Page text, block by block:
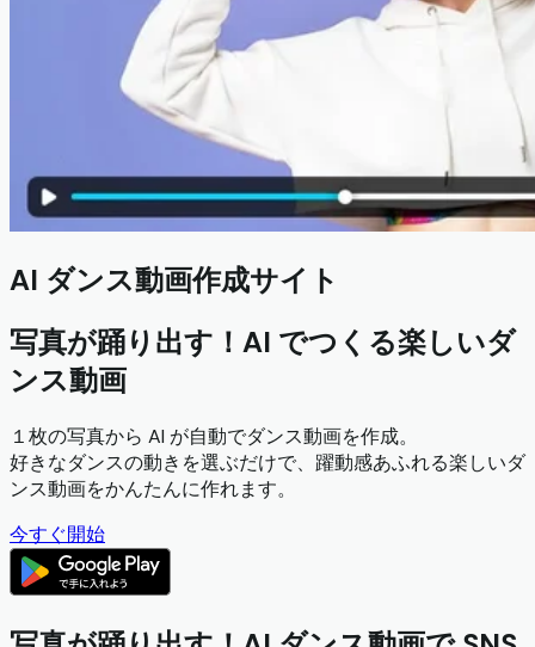
AI ダンス動画作成サイト
写真が踊り出す！AI でつくる楽しいダ
ンス動画
１枚の写真から AI が自動でダンス動画を作成。
好きなダンスの動きを選ぶだけで、躍動感あふれる楽しいダ
ンス動画をかんたんに作れます。
今すぐ開始